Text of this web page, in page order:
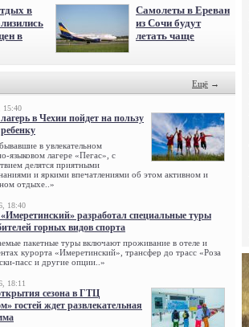
в
в
Самолеты в Ереван
из Сочи будут
летать чаще
Ещё →
15:40
в Чехии пойдет на пользу
в увлекательном
языковом лагере «Пегас», с
делятся приятными
и яркими впечатлениями об этом активном и
отдыхе..»
18:40
разработал специальные туры
горных видов спорта
пакетные туры включают проживание в отеле и
курорта «Имеретинский», трансфер до трасс «Роза
пасс и другие опции..»
18:11
сезона в ГТЦ
гостей ждет развлекательная